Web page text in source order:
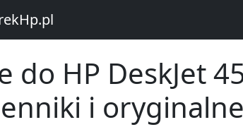
do HP DeskJet
i oryginalne